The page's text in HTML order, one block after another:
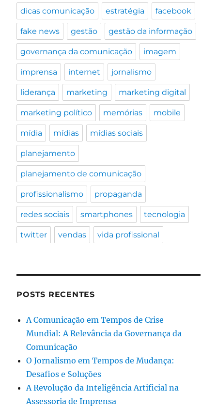
dicas comunicação estratégia facebook
fake news gestão gestão da informação
governança da comunicação imagem
imprensa internet jornalismo
liderança marketing marketing digital
marketing político memórias mobile
mídia mídias mídias sociais
planejamento
planejamento de comunicação
profissionalismo propaganda
redes sociais smartphones tecnologia
twitter vendas vida profissional
POSTS RECENTES
A Comunicação em Tempos de Crise
Mundial: A Relevância da Governança da
Comunicação
O Jornalismo em Tempos de Mudança:
Desafios e Soluções
A Revolução da Inteligência Artificial na
Assessoria de Imprensa